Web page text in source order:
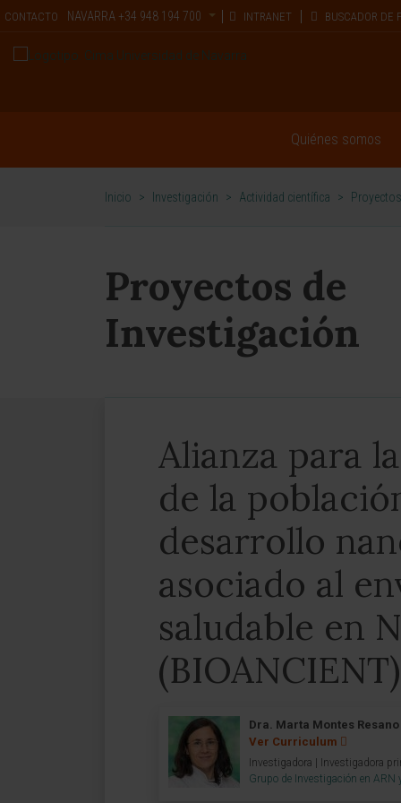
CONTACTO NAVARRA +34 948 194 700 INTRANET BUSCADOR DE
Quiénes somos
Inicio > Investigación > Actividad científica >
Proyectos de
Investigación
Alianza para
de la
desarrollo
asociado al
saludable en
(BIOANCIENT)
Dra. Marta Montes Resano
Ver Curriculum
Investigadora | Investigadora
Grupo de Investigación en ARN